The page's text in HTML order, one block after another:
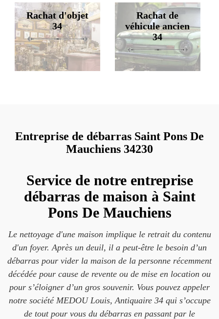
Rachat d'objet
34
Rachat de
véhicule ancien
34
Entreprise de débarras Saint Pons De
Mauchiens 34230
Service de notre entreprise
débarras de maison à Saint
Pons De Mauchiens
Le nettoyage d'une maison implique le retrait du contenu
d'un foyer. Après un deuil, il a peut-être le besoin d’un
débarras pour vider la maison de la personne récemment
décédée pour cause de revente ou de mise en location ou
pour s’éloigner d’un gros souvenir. Vous pouvez appeler
notre société MEDOU Louis, Antiquaire 34 qui s’occupe
de tout pour vous du débarras en passant par le